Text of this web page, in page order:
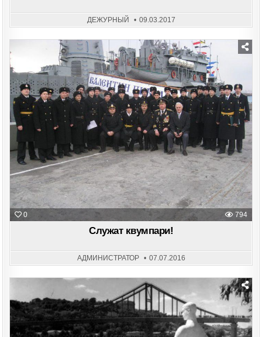
ДЕЖУРНЫЙ 09.03.2017
0 794
Posted
in
Служат квумпари!
АДМИНИСТРАТОР 07.07.2016
Posted
in